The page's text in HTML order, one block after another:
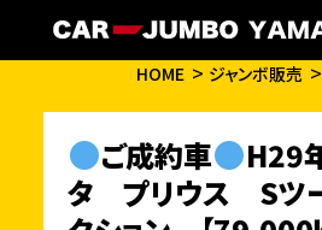
HOME ジャンボ販売
ご成約車
H29
タ プリウス Sツ